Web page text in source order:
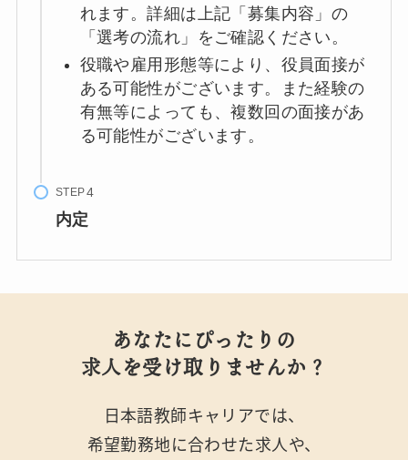
れます。詳細は上記「募集内容」の
「選考の流れ」をご確認ください。
役職や雇用形態等により、役員面接が
ある可能性がございます。また経験の
有無等によっても、複数回の面接があ
る可能性がございます。
STEP
内定
あなたにぴったりの
求人を受け取りませんか？
日本語教師キャリアでは、
希望勤務地に合わせた求人や、